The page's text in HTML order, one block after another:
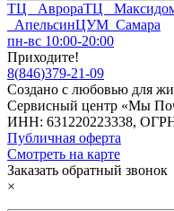
ТЦ АврораТЦ
АпельсинЦУМ Самара
пн-вс 10:00-20:00
Приходите!
8(846)379-21-09
Создано с любовью для
Сервисный центр «Мы
ИНН: 631220223338,
Публичная оферта
Смотреть на карте
Заказать обратный звонок
×